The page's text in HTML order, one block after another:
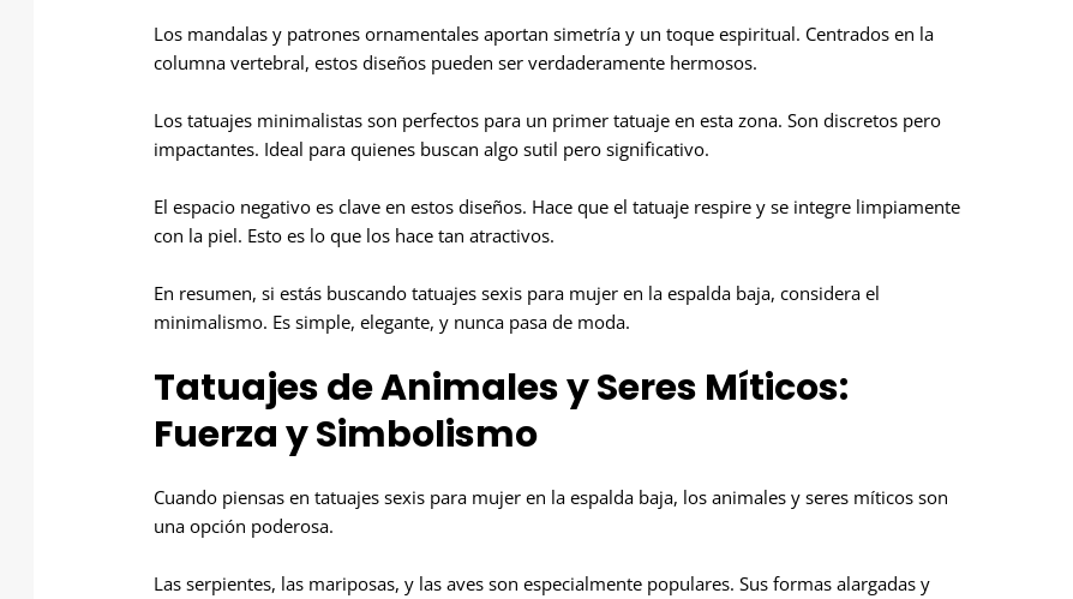
Los mandalas y patrones ornamentales aportan simetría y un toque espiritual. Centrados en la
columna vertebral, estos diseños pueden ser verdaderamente hermosos.
Los tatuajes minimalistas son perfectos para un primer tatuaje en esta zona. Son discretos pero
impactantes. Ideal para quienes buscan algo sutil pero significativo.
El espacio negativo es clave en estos diseños. Hace que el tatuaje respire y se integre limpiamente
con la piel. Esto es lo que los hace tan atractivos.
En resumen, si estás buscando tatuajes sexis para mujer en la espalda baja, considera el
minimalismo. Es simple, elegante, y nunca pasa de moda.
Tatuajes de Animales y Seres Míticos:
Fuerza y Simbolismo
Cuando piensas en tatuajes sexis para mujer en la espalda baja, los animales y seres míticos son
una opción poderosa.
Las serpientes, las mariposas, y las aves son especialmente populares. Sus formas alargadas y